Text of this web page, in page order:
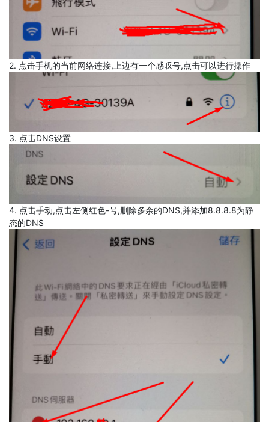
2. 点击手机的当前网络连接,上边有一个感叹号,点击可以进行操作
3. 点击DNS设置
4. 点击手动,点击左侧红色-号,删除多余的DNS,并添加8.8.8.8为静
态的DNS